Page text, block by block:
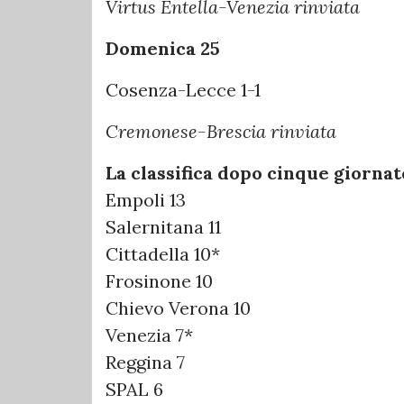
Virtus Entella-Venezia rinviata
Domenica 25
Cosenza-Lecce 1-1
Cremonese-Brescia rinviata
La classifica dopo cinque
Empoli 13
Salernitana 11
Cittadella 10*
Frosinone 10
Chievo Verona 10
Venezia 7*
Reggina 7
SPAL 6